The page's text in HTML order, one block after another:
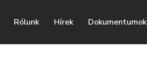
Rólunk Hírek Dokumentumok